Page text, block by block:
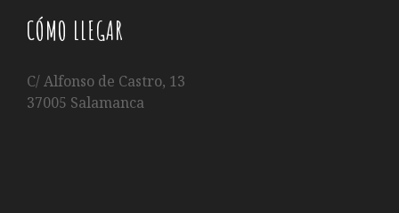
CÓMO LLEGAR
C/ Alfonso de Castro, 13
37005 Salamanca